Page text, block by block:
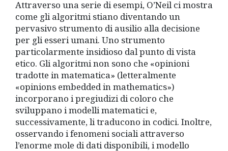
Attraverso una serie di esempi, O’Neil ci mostra
come gli algoritmi stiano diventando un
pervasivo strumento di ausilio alla decisione
per gli esseri umani. Uno strumento
particolarmente insidioso dal punto di vista
etico. Gli algoritmi non sono che «opinioni
tradotte in matematica» (letteralmente
«opinions embedded in mathematics»)
incorporano i pregiudizi di coloro che
sviluppano i modelli matematici e,
successivamente, li traducono in codici. Inoltre,
osservando i fenomeni sociali attraverso
l’enorme mole di dati disponibili, i modello